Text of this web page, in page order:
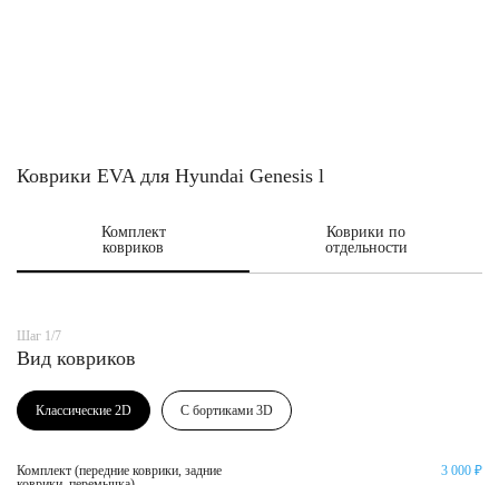
Коврики EVA для Hyundai Genesis l
Комплект
ковриков
Коврики по
отдельности
Шаг 1/7
Вид ковриков
Классические 2D С бортиками 3D
Комплект (передние коврики, задние
3 000 ₽